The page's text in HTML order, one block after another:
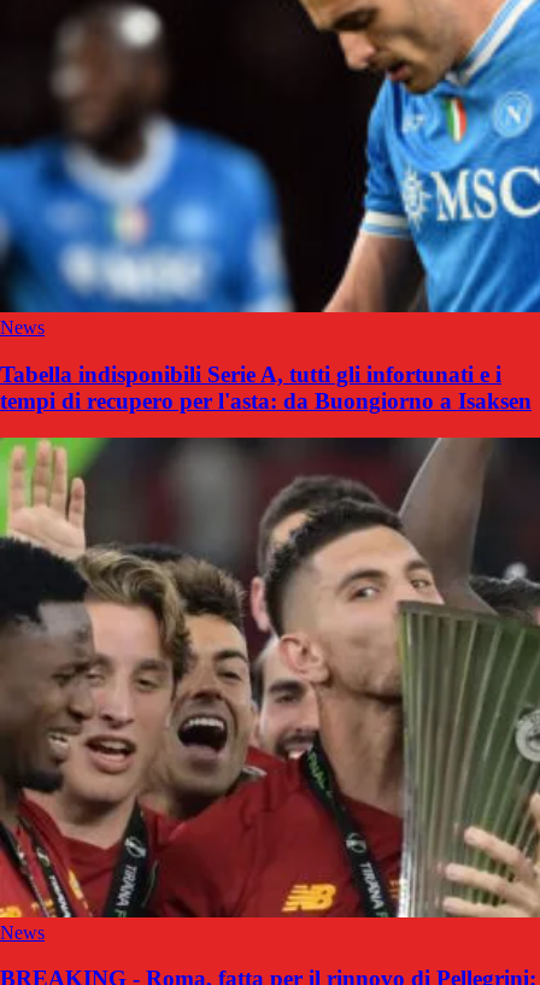
News
Tabella indisponibili Serie A, tutti gli infortunati e i
tempi di recupero per l'asta: da Buongiorno a Isaksen
News
BREAKING - Roma, fatta per il rinnovo di Pellegrini: